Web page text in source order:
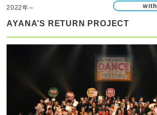
2022年～ with
AYANA’S RETURN PROJECT